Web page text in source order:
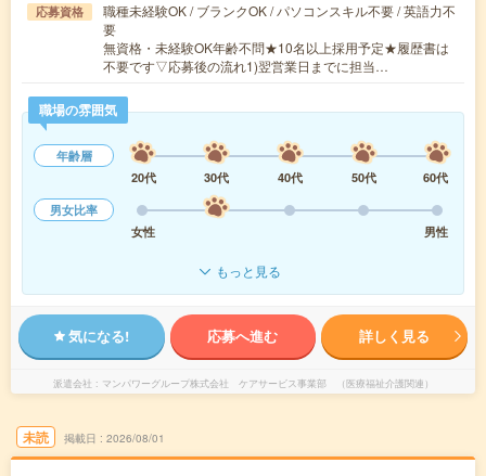
応募資格
職種未経験OK / ブランクOK / パソコンスキル不要 / 英語力不
要
無資格・未経験OK年齢不問★10名以上採用予定★履歴書は
不要です▽応募後の流れ1)翌営業日までに担当…
職場の雰囲気
年齢層
20代
30代 40代 50代
60代
男女比率
女性
男性
もっと見る
気になる! 応募へ進む 詳しく見る
派遣会社 マンパワーグループ株式会社 ケアサービス事業部 （医療福祉介護関連）
未読 掲載日 2026/08/01